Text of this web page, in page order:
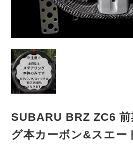
SUBARU BRZ ZC6
グ本カーボン&スエー